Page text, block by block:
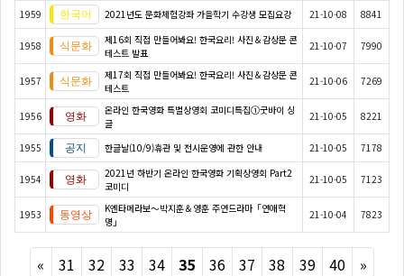
1959 2021년도 문화체험강좌 가을학기 수강생 모집요강 21-10-08 8841
1958
제16회 직접 만들어봐요! 한국요리! 사진＆감상문 콘
테스트 발표
21-10-07 7990
1957
제17회 직접 만들어봐요! 한국요리! 사진＆감상문 콘
테스트
21-10-06 7269
1956
온라인 한국영화 특별상영회 코미디특집①굿바이 싱
글
21-10-05 8221
1955 한글날(10/9)휴관 및 전시운영에 관한 안내 21-10-05 7178
1954
2021년 하반기 온라인 한국영화 기획상영회 Part2
코미디
21-10-05 7123
1953
K엔타메라보～박지훈＆영훈 주연드라마「연애혁
명」
21-10-04 7823
« Previous
31 32 33 34 35 36 37 38 39 40 »Next